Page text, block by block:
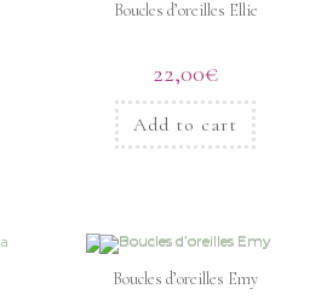
Boucles d’oreilles Ellie
22,00€
Add to cart
Boucles d’oreilles Emy